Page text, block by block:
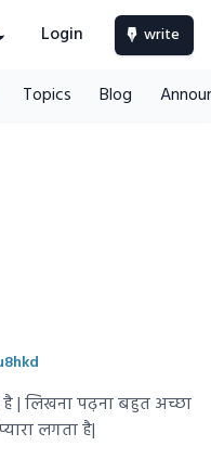
Login write
Topics Blog
| लिखना पढ़ना बहुत अच्छा
लगता है|